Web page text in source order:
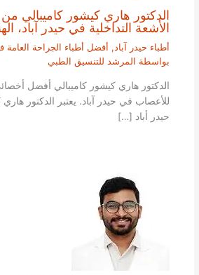
الدكتور هاري كيشور كاميبالي من
الأشعة التداخلية في حيدر آباد،
أطباء حيدر آباد , أفضل أطباء الجراحة العامة في
بواسطة المرشد للتنسيق الطبي
الدكتور هاري كيشور كاميبالي أفضل
للأعصاب في حيدر آباد. يعتبر الدكتور
حيدر أباد […]